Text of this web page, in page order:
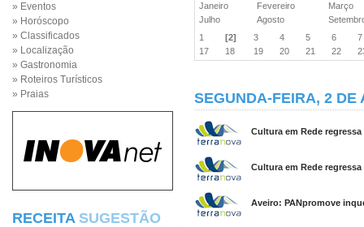
» Eventos
» Horóscopo
» Classificados
» Localização
» Gastronomia
» Roteiros Turísticos
» Praias
RECEITA SUGESTÃO
Janeiro
Fevereiro
Março
Julho
Agosto
1
[2] 3 4 5 6
17
18 19 20 21 22
SEGUNDA-FEIRA, 2 DE
Cultura em Rede
Cultura em Rede
Aveiro: PANpromove